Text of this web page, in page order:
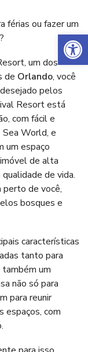
Abrir a barra de ferramentas
férias ou fazer um
um dos
de Orlando, você
pelos
Resort está
com fácil e
Sea World, e
um espaço
de alta
de vida.
de você,
bosques e
características
tanto para
um
não só para
para reunir
espaços, com